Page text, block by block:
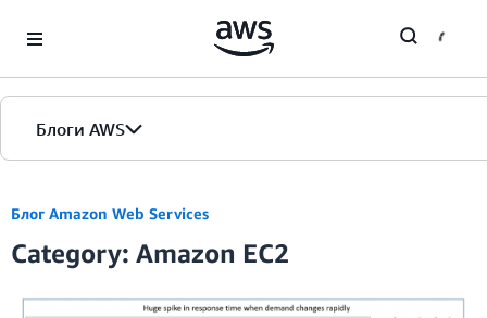
Блоги AWS
Главная страница
Версии
Блог Amazon Web Services
Category: Amazon EC2